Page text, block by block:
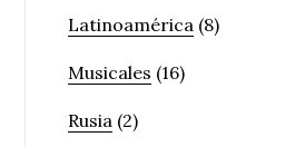
Latinoamérica (8)
Musicales (16)
Rusia (2)